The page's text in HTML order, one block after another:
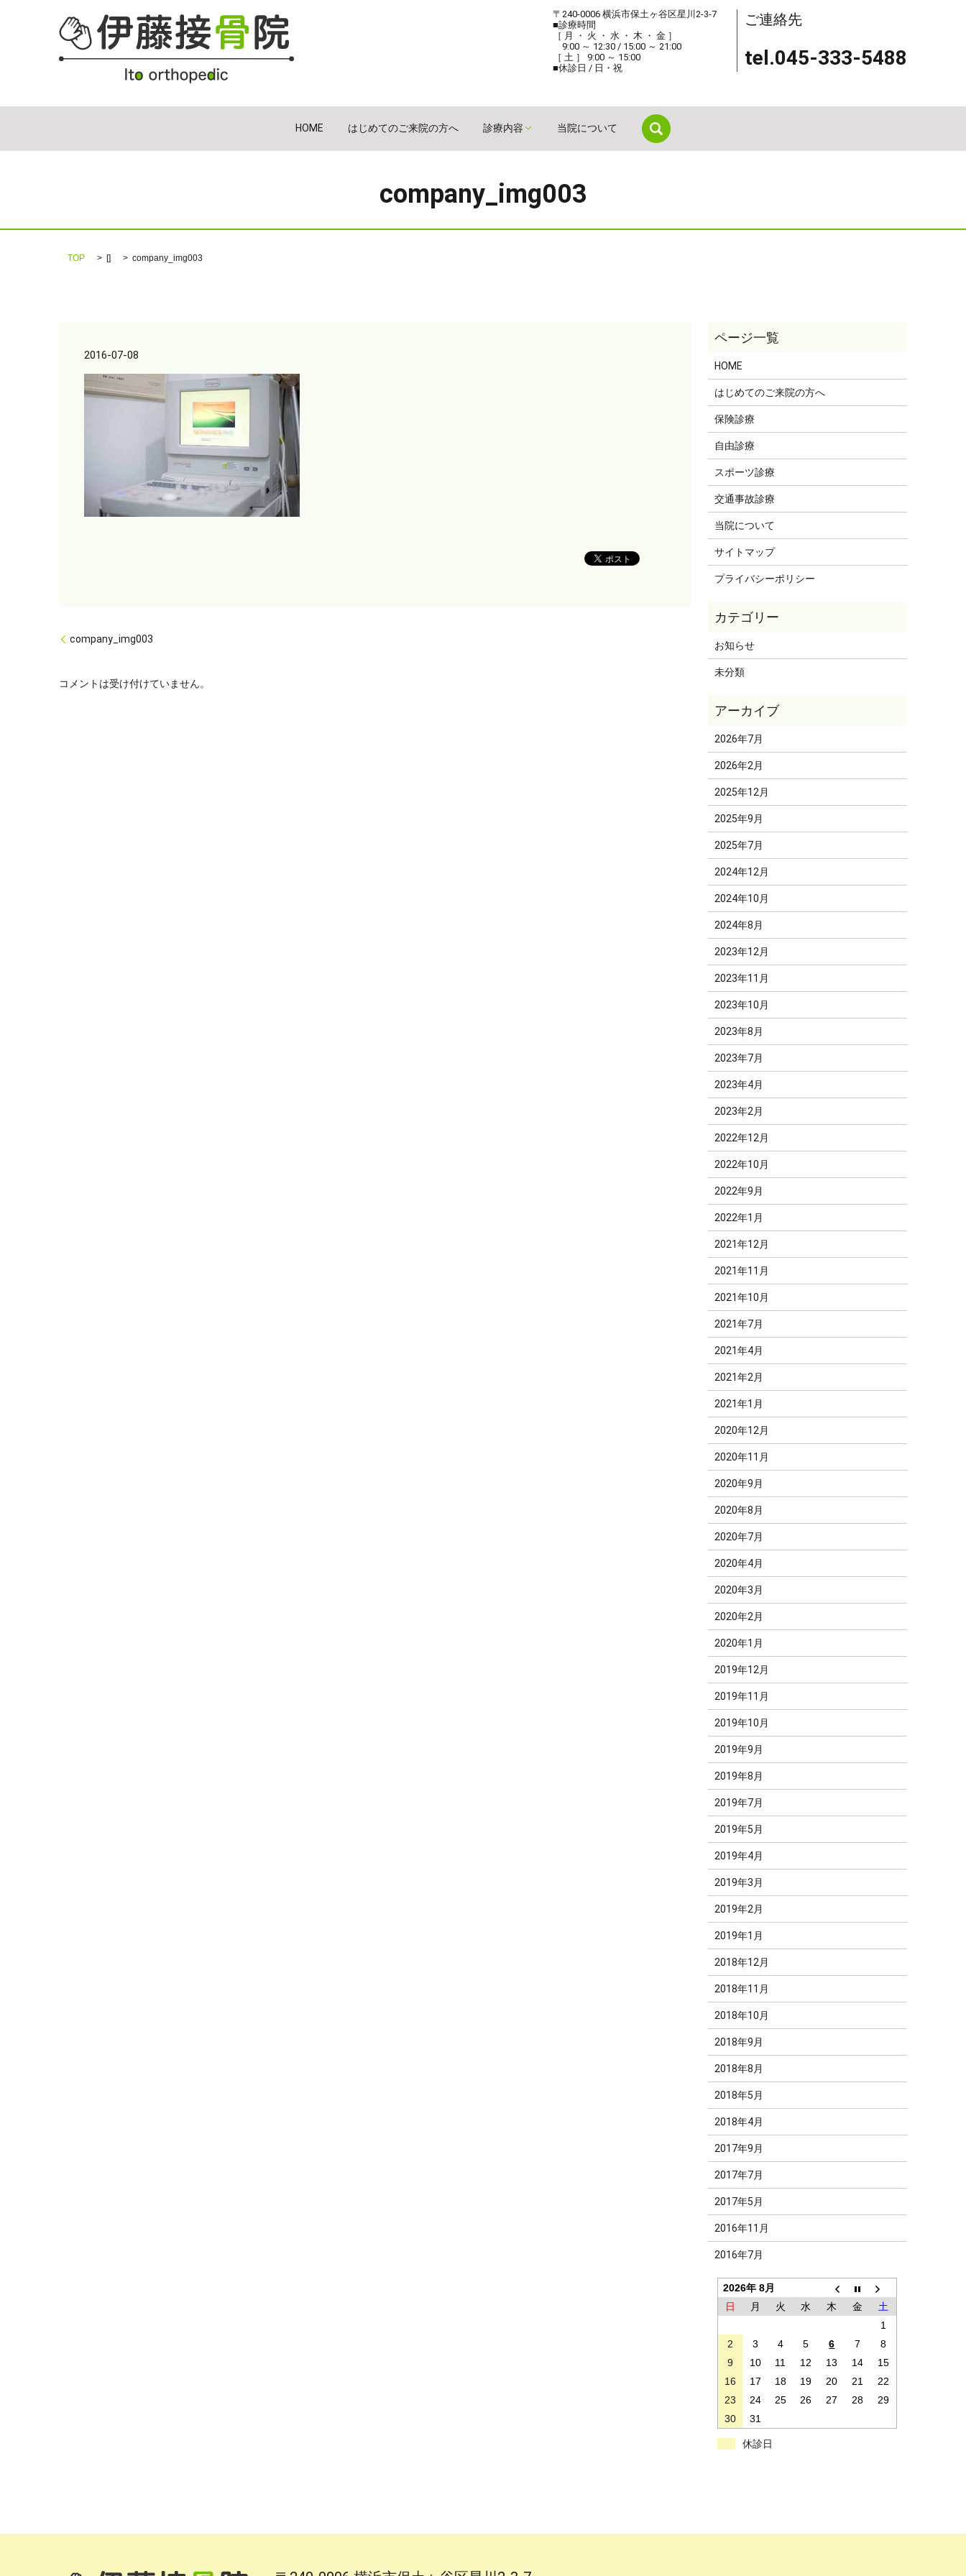
ご連絡先
tel.045-333-5488
〒240-0006 横浜市保土ヶ谷区星川2-3-7
■診療時間
［ 月 ・ 火 ・ 水 ・ 木 ・ 金 ］
9:00 ～ 12:30 / 15:00 ～ 21:00
［ 土 ］ 9:00 ～ 15:00
■休診日 / 日・祝
HOME はじめてのご来院の方へ 診療内容 当院について search
company_img003
TOP [] company_img003
2016-07-08
company_img003
コメントは受け付けていません。
HOME
はじめてのご来院の方へ
保険診療
自由診療
スポーツ診療
交通事故診療
当院について
サイトマップ
プライバシーポリシー
お知らせ
未分類
2026年7月
2026年2月
2025年12月
2025年9月
2025年7月
2024年12月
2024年10月
2024年8月
2023年12月
2023年11月
2023年10月
2023年8月
2023年7月
2023年4月
2023年2月
2022年12月
2022年10月
2022年9月
2022年1月
2021年12月
2021年11月
2021年10月
2021年7月
2021年4月
2021年2月
2021年1月
2020年12月
2020年11月
2020年9月
2020年8月
2020年7月
2020年4月
2020年3月
2020年2月
2020年1月
2019年12月
2019年11月
2019年10月
2019年9月
2019年8月
2019年7月
2019年5月
2019年4月
2019年3月
2019年2月
2019年1月
2018年12月
2018年11月
2018年10月
2018年9月
2018年8月
2018年5月
2018年4月
2017年9月
2017年7月
2017年5月
2016年11月
2016年7月
2026年 8月
日
月 火 水 木 金
土
1
2
3 4 5 6 7
8
9
10 11 12 13 14
15
16
17 18 19 20 21
22
23
24 25 26 27 28
29
30
31
休診日